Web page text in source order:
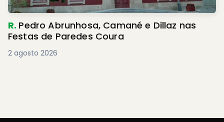
R. Pedro Abrunhosa, Camané e Dillaz nas
Festas de Paredes Coura
2 agosto 2026